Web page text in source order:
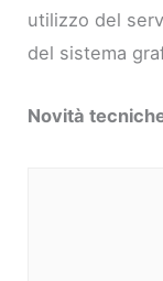
utilizzo del
del sistema
Novità